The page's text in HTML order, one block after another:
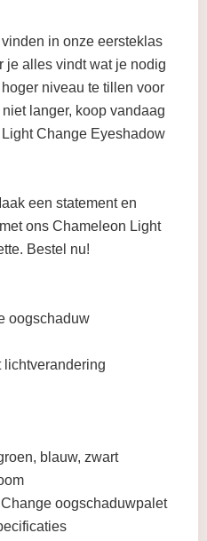
in onze eersteklas
je alles vindt wat je nodig
niveau te tillen voor
langer, koop vandaag
Change Eyeshadow
een statement en
ons Chameleon Light
Bestel nu!
oogschaduw
lichtverandering
blauw, zwart
oogschaduwpalet